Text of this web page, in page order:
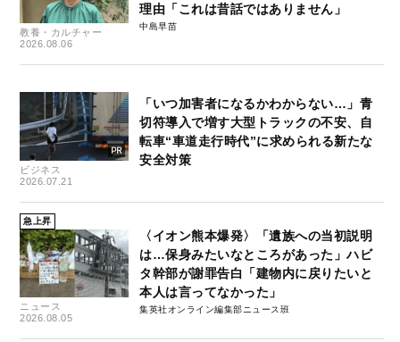
教養・カルチャー
2026.08.06
理由「これは昔話ではありません」
中島早苗
ビジネス
2026.07.21
「いつ加害者になるかわからない…」青
切符導入で増す大型トラックの不安、自
転車“車道走行時代”に求められる新たな
安全対策
急上昇
ニュース
2026.08.05
〈イオン熊本爆発〉「遺族への当初説明
は…保身みたいなところがあった」ハビ
タ幹部が謝罪告白「建物内に戻りたいと
本人は言ってなかった」
集英社オンライン編集部ニュース班